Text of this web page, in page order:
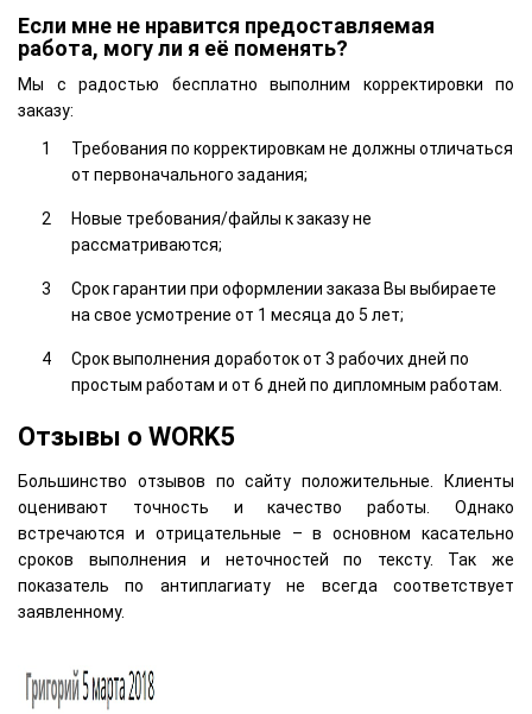
Если мне не нравится предоставляемая
работа, могу ли я её поменять?
Мы с радостью бесплатно выполним корректировки по
заказу:
Требования по корректировкам не должны отличаться
от первоначального задания;
Новые требования/файлы к заказу не
рассматриваются;
Срок гарантии при оформлении заказа Вы выбираете
на свое усмотрение от 1 месяца до 5 лет;
Срок выполнения доработок от 3 рабочих дней по
простым работам и от 6 дней по дипломным работам.
Отзывы о WORK5
Большинство отзывов по сайту положительные. Клиенты
оценивают точность и качество работы. Однако
встречаются и отрицательные – в основном касательно
сроков выполнения и неточностей по тексту. Так же
показатель по антиплагиату не всегда соответствует
заявленному.